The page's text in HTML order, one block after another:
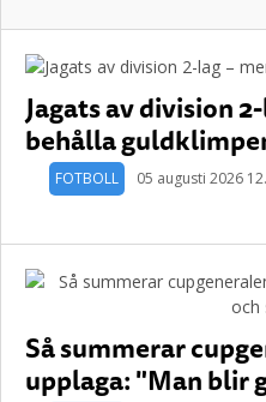
Jagats av division
behålla
FOTBOLL 05 augusti 2026
Så summerar
upplaga: "Man blir